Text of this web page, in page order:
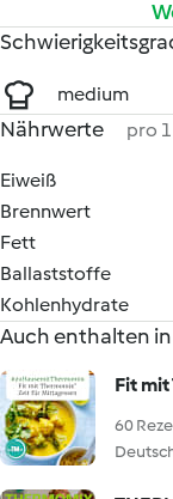
medium
Nährwerte pro
Eiweiß
Brennwert
Fett
Ballaststoffe
Kohlenhydrate
Auch enthalten in
Fit
60